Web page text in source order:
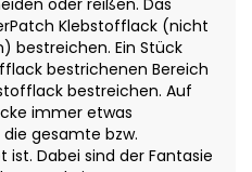
oder reißen. Das
Klebstofflack (nicht
bestreichen. Ein Stück
bestrichenen Bereich
bestreichen. Auf
immer etwas
gesamte bzw.
Dabei sind der Fantasie